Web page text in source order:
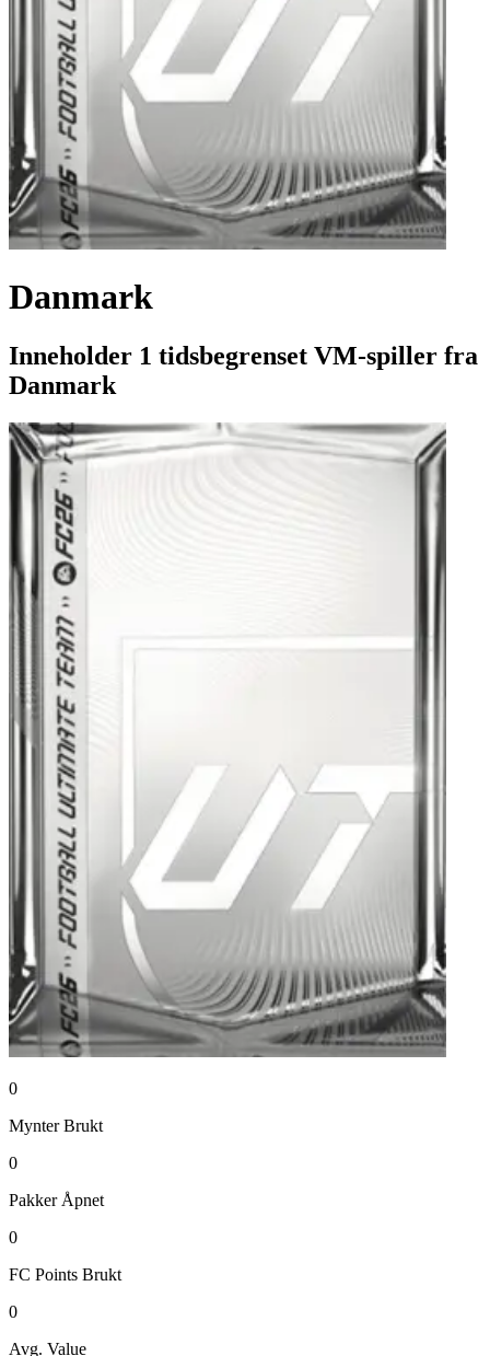
Danmark
Inneholder 1 tidsbegrenset VM-spiller fra
Danmark
0
Mynter Brukt
0
Pakker Åpnet
0
FC Points Brukt
0
Avg. Value